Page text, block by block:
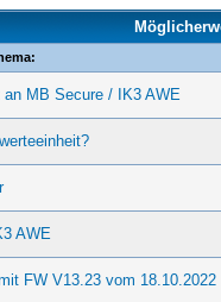
MB Secure / IK3 AWE
AWE
FW V13.23 vom 18.10.2022